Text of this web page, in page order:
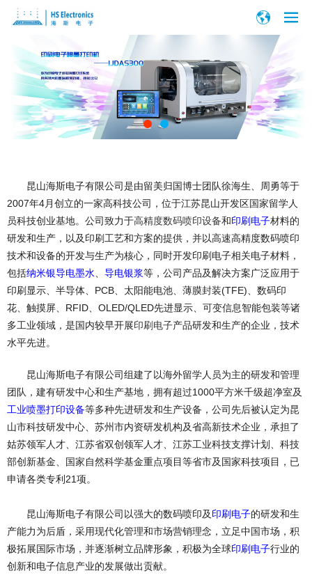
昆山海斯电子有限公司是由留美归国博士团队徐海生、周勇等于
2007年4月创立的一家高科技公司，位于江苏昆山开发区国家留学人
员科技创业基地。公司致力于高精度数码喷印设备和印刷电子材料的
研发和生产，以及印刷工艺和方案的提供，并以高速高精度数码喷印
技术和设备的开发与生产为核心，同时开发印刷电子相关电子材料，
包括纳米银导电墨水 导电银浆等，公司产品及解决方案广泛应用于
印刷显示、半导体、PCB、太阳能电池、薄膜封装(TFE)、数码印
花、 触摸屏、RFID、 OLED/QLED先进显示、 可变信息智能包装等诸
多工业领域，是国内较早开展印刷电子产品研发和生产的企业，技术
水平先进。
昆山海斯电子有限公司组建了以海外留学人员为主的研发和管理
团队，建有研发中心和生产基地，拥有超过1000平方米千级超净室及
工业喷墨打印设备等多种先进研发和生产设备，公司先后被认定为昆
山市科技研发中心、苏州市内资研发机构及省高新技术企业，承担了
姑苏领军人才、江苏省双创领军人才、江苏工业科技支撑计划、科技
部创新基金、国家自然科学基金重点项目等省市及国家科技项目，已
申请各类专利21项。
昆山海斯电子有限公司以强大的数码喷印及印刷电子的研发和生
产能力为后盾，采用现代化管理和市场营销理念，立足中国市场，积
极拓展国际市场，并逐渐树立品牌形象，积极为全球印刷电子行业的
创新和电子信息产业的发展做出贡献。